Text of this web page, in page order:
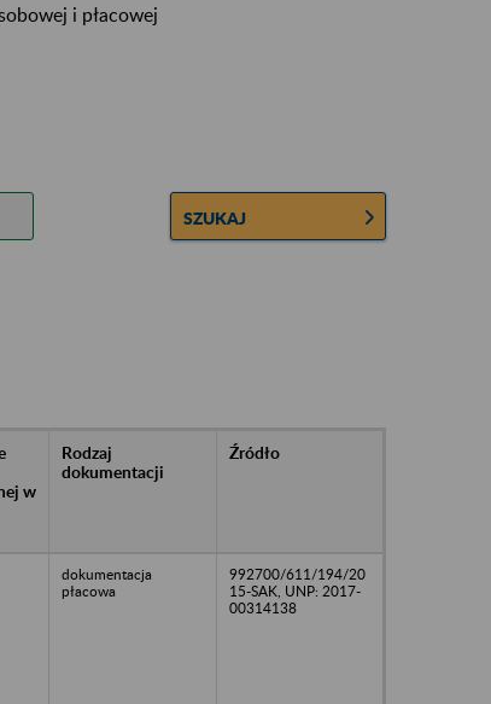
i płacowej
SZUKAJ
w
Rodzaj
dokumentacji
Źródło
dokumentacja
płacowa
992700/611/194/20
15-SAK, UNP: 2017-
00314138